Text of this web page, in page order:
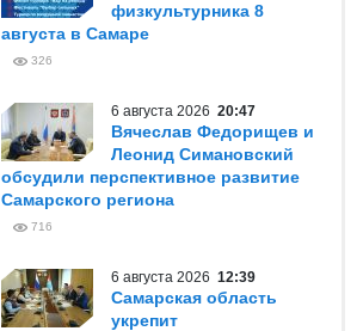
физкультурника 8
августа в Самаре
326
6 августа 2026 20:47
Вячеслав Федорищев и
Леонид Симановский
обсудили перспективное развитие
Самарского региона
716
6 августа 2026 12:39
Самарская область
укрепит